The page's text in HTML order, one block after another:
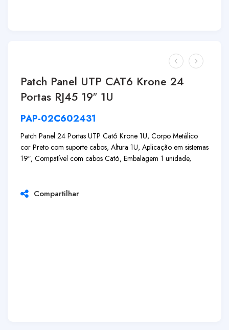
Patch Panel UTP CAT6 Krone 24
Portas RJ45 19″ 1U
PAP-02C602431
Patch Panel 24 Portas UTP Cat6 Krone 1U, Corpo Metálico
cor Preto com suporte cabos, Altura 1U, Aplicação em sistemas
19″, Compatível com cabos Cat6, Embalagem 1 unidade,
Compartilhar